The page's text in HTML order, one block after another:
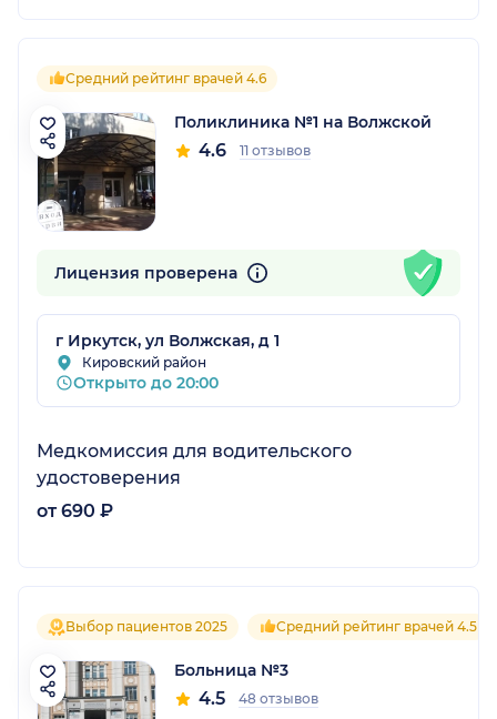
Средний рейтинг врачей 4.6
Поликлиника №1 на Волжской
4.6 11 отзывов
Лицензия проверена
г Иркутск, ул Волжская, д 1
Кировский район
Открыто до 20:00
Медкомиссия для водительского
удостоверения
от 690 ₽
Выбор пациентов 2025 Средний рейтинг врачей 4.5
Больница №3
4.5 48 отзывов